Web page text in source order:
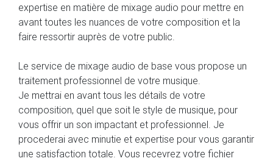
expertise en matière de mixage audio pour mettre en
avant toutes les nuances de votre composition et la
faire ressortir auprès de votre public.
Le service de mixage audio de base vous propose un
traitement professionnel de votre musique.
Je mettrai en avant tous les détails de votre
composition, quel que soit le style de musique, pour
vous offrir un son impactant et professionnel. Je
procederai avec minutie et expertise pour vous garantir
une satisfaction totale. Vous recevrez votre fichier